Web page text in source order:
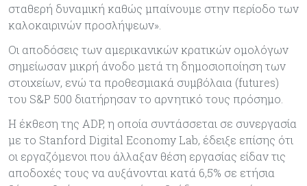
σταθερή δυναμική καθώς μπαίνουμε στην περίοδο των
καλοκαιρινών προσλήψεων».
Οι αποδόσεις των αμερικανικών κρατικών ομολόγων
σημείωσαν μικρή άνοδο μετά τη δημοσιοποίηση των
στοιχείων, ενώ τα προθεσμιακά συμβόλαια (futures)
του S&P 500 διατήρησαν το αρνητικό τους πρόσημο.
Η έκθεση της ADP, η οποία συντάσσεται σε συνεργασία
με το Stanford Digital Economy Lab, έδειξε επίσης ότι
οι εργαζόμενοι που άλλαξαν θέση εργασίας είδαν τις
αποδοχές τους να αυξάνονται κατά 6,5% σε ετήσια